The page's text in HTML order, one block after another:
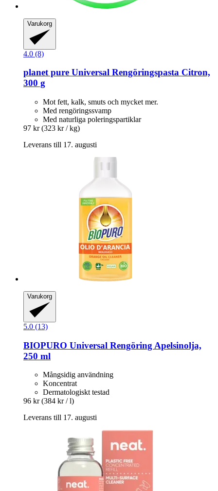
Varukorg
4.0 (8)
planet pure Universal Rengöringspasta Citron,
300 g
Mot fett, kalk, smuts och mycket mer.
Med rengöringssvamp
Med naturliga poleringspartiklar
97 kr (323 kr / kg)
Leverans till 17. augusti
Varukorg
5.0 (13)
BIOPURO Universal Rengöring Apelsinolja,
250 ml
Mångsidig användning
Koncentrat
Dermatologiskt testad
96 kr (384 kr / l)
Leverans till 17. augusti